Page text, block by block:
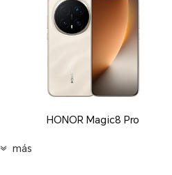
HONOR Magic8 Pro
más